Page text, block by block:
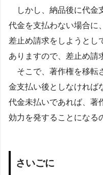
しかし、納品後に代金
代金を支払わない場合に
差止め請求をしようとし
ありますので、差止め請
そこで、著作権を移転
金支払い後としなければ
代金未払いであれば、著
効力を発することになる
さいごに